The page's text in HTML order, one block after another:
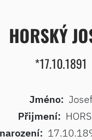
HORSKÝ
*17.10.1891
Jméno: Josef
Přijmení: